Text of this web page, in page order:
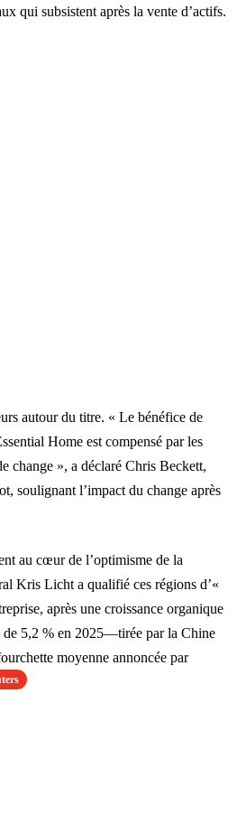
qui subsistent après la vente d’actifs.
autour du titre. « Le bénéfice de
Home est compensé par les
change », a déclaré Chris Beckett,
soulignant l’impact du change après
au cœur de l’optimisme de la
Kris Licht a qualifié ces régions d’«
après une croissance organique
de 5,2 % en 2025—tirée par la Chine
moyenne annoncée par